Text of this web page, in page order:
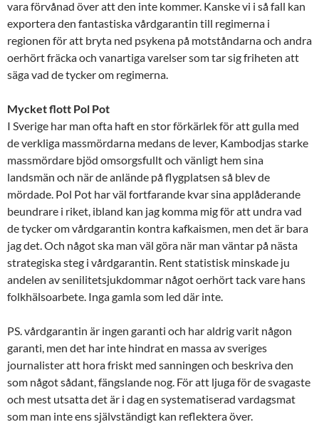
vara förvånad över att den inte kommer. Kanske vi i så fall kan
exportera den fantastiska vårdgarantin till regimerna i
regionen för att bryta ned psykena på motståndarna och andra
oerhört fräcka och vanartiga varelser som tar sig friheten att
säga vad de tycker om regimerna.
Mycket flott Pol Pot
I Sverige har man ofta haft en stor förkärlek för att gulla med
de verkliga massmördarna medans de lever, Kambodjas starke
massmördare bjöd omsorgsfullt och vänligt hem sina
landsmän och när de anlände på flygplatsen så blev de
mördade. Pol Pot har väl fortfarande kvar sina applåderande
beundrare i riket, ibland kan jag komma mig för att undra vad
de tycker om vårdgarantin kontra kafkaismen, men det är bara
jag det. Och något ska man väl göra när man väntar på nästa
strategiska steg i vårdgarantin. Rent statistisk minskade ju
andelen av senilitetsjukdommar något oerhört tack vare hans
folkhälsoarbete. Inga gamla som led där inte.
PS. vårdgarantin är ingen garanti och har aldrig varit någon
garanti, men det har inte hindrat en massa av sveriges
journalister att hora friskt med sanningen och beskriva den
som något sådant, fängslande nog. För att ljuga för de svagaste
och mest utsatta det är i dag en systematiserad vardagsmat
som man inte ens självständigt kan reflektera över.